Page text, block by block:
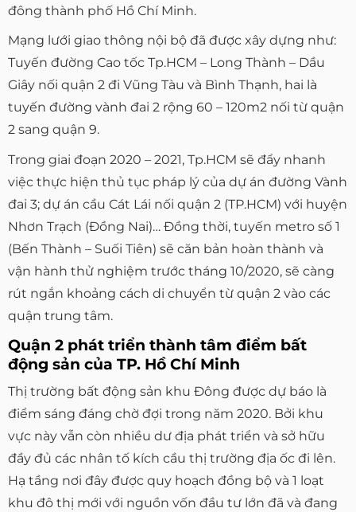
đông thành phố Hồ Chí Minh.
Mạng lưới giao thông nội bộ đã được xây dựng như:
Tuyến đường Cao tốc Tp.HCM – Long Thành – Dầu
Giây nối quận 2 đi Vũng Tàu và Bình Thạnh, hai là
tuyến đường vành đai 2 rộng 60 – 120m2 nối từ quận
2 sang quận 9.
Trong giai đoạn 2020 – 2021, Tp.HCM sẽ đẩy nhanh
việc thực hiện thủ tục pháp lý của dự án đường Vành
đai 3; dự án cầu Cát Lái nối quận 2 (TP.HCM) với huyện
Nhơn Trạch (Đồng Nai)… Đồng thời, tuyến metro số 1
(Bến Thành – Suối Tiên) sẽ căn bản hoàn thành và
vận hành thử nghiệm trước tháng 10/2020, sẽ càng
rút ngắn khoảng cách di chuyển từ quận 2 vào các
quận trung tâm.
Quận 2 phát triển thành tâm điểm bất
động sản của TP. Hồ Chí Minh
Thị trường bất động sản khu Đông được dự báo là
điểm sáng đáng chờ đợi trong năm 2020. Bởi khu
vực này vẫn còn nhiều dư địa phát triển và sở hữu
đầy đủ các nhân tố kích cầu thị trường địa ốc đi lên.
Hạ tầng nơi đây được quy hoạch đồng bộ và 1 loạt
khu đô thị mới với nguồn vốn đầu tư lớn đã và đang